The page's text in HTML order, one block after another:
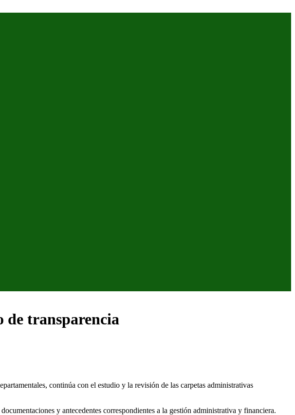
de transparencia
continúa con el estudio y la revisión de las carpetas administrativas
y antecedentes correspondientes a la gestión administrativa y financiera.